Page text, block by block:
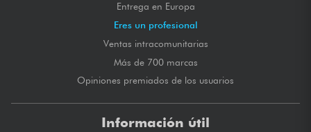
Entrega en Europa
Eres un profesional
Ventas intracomunitarias
Más de 700 marcas
Opiniones premiados de los usuarios
Información útil